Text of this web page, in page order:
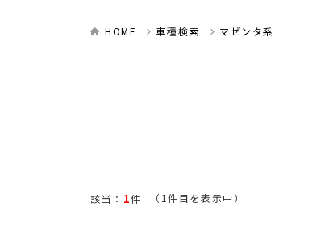
HOME 車種検索 マゼンタ系
該当： 1件 （1件目を表示中）